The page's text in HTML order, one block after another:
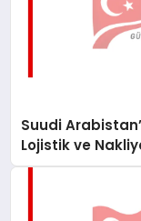
Suudi
Lojistik ve